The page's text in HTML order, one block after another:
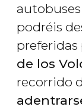
podréis
preferidas
de los
recorrido